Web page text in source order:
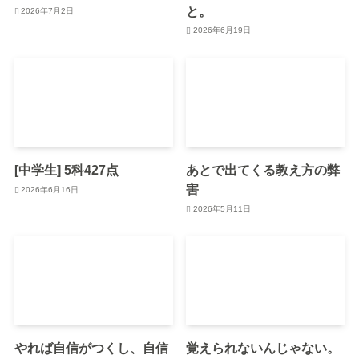
2026年7月2日
と。
2026年6月19日
[中学生] 5科427点
2026年6月16日
あとで出てくる教え方の弊
害
2026年5月11日
やれば自信がつくし、自信
覚えられないんじゃない。